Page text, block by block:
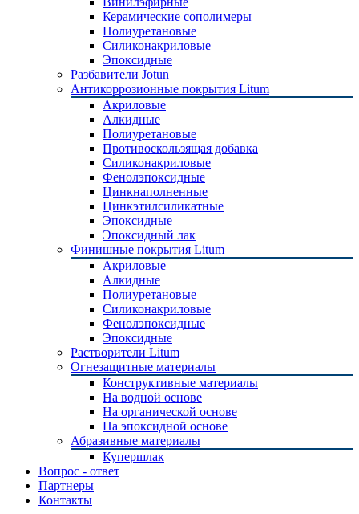
Керамические сополимеры
Полиуретановые
Силиконакриловые
Эпоксидные
Разбавители Jotun
Антикоррозионные покрытия Litum
Акриловые
Алкидные
Полиуретановые
Противоскользящая добавка
Силиконакриловые
Фенолэпоксидные
Цинкнаполненные
Цинкэтилсиликатные
Эпоксидные
Эпоксидный лак
Финишные покрытия Litum
Акриловые
Алкидные
Полиуретановые
Силиконакриловые
Фенолэпоксидные
Эпоксидные
Растворители Litum
Огнезащитные материалы
Конструктивные материалы
На водной основе
На органической основе
На эпоксидной основе
Абразивные материалы
Купершлак
Вопрос - ответ
Партнеры
Контакты